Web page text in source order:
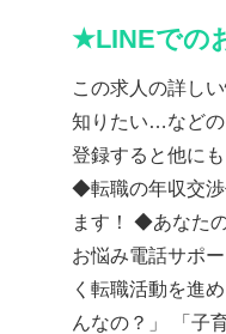
★LINEでの
この求人の詳し
知りたい…など
登録すると他に
◆転職の年収交
ます！ ◆あなた
お悩み電話サポ
く転職活動を進
んなの？」 「子